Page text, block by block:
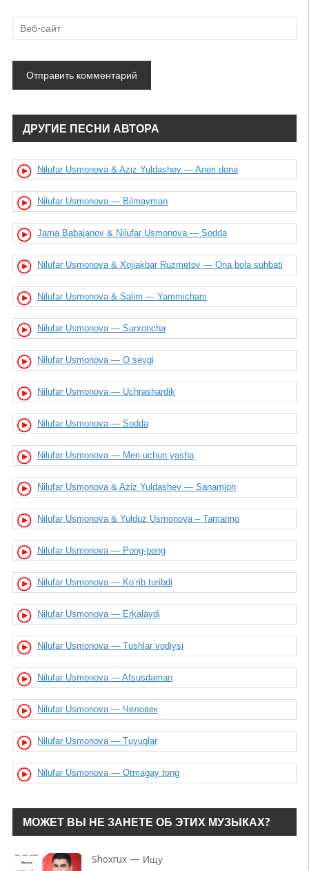
ДРУГИЕ ПЕСНИ АВТОРА
Nilufar Usmonova & Aziz Yuldashev — Anori dona
Nilufar Usmonova — Bilmayman
Jama Babajanov & Nilufar Usmonova — Sodda
Nilufar Usmonova & Xojiakbar Ruzmetov — Ona bola suhbati
Nilufar Usmonova & Salim — Yammicham
Nilufar Usmonova — Surxoncha
Nilufar Usmonova — O sevgi
Nilufar Usmonova — Uchrashardik
Nilufar Usmonova — Sodda
Nilufar Usmonova — Men uchun yasha
Nilufar Usmonova & Aziz Yuldashev — Sanamjon
Nilufar Usmonova & Yulduz Usmonova – Tamanno
Nilufar Usmonova — Pong-pong
Nilufar Usmonova — Ko’rib turibdi
Nilufar Usmonova — Erkalaydi
Nilufar Usmonova — Tushlar vodiysi
Nilufar Usmonova — Afsusdaman
Nilufar Usmonova — Человек
Nilufar Usmonova — Tuyuqlar
Nilufar Usmonova — Otmagay tong
МОЖЕТ ВЫ НЕ ЗАНЕТЕ ОБ ЭТИХ МУЗЫКАХ?
Shoxrux — Ищу